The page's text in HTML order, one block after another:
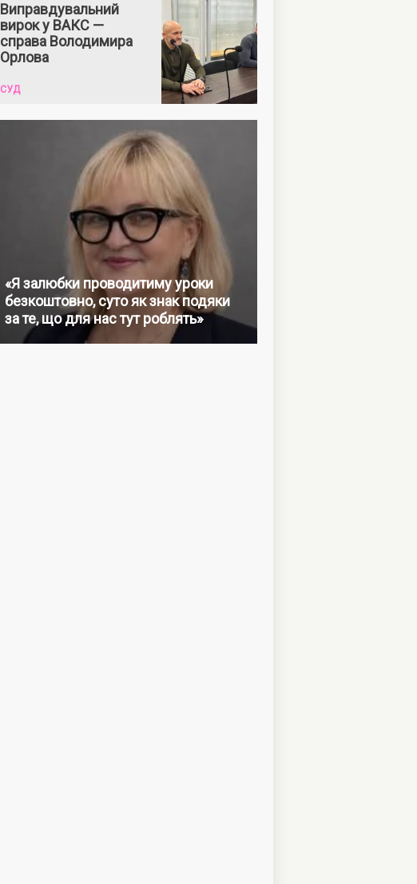
Виправдувальний
вирок у ВАКС —
справа Володимира
Орлова
СУД
«Я залюбки проводитиму уроки
безкоштовно, суто як знак подяки
за те, що для нас тут роблять»